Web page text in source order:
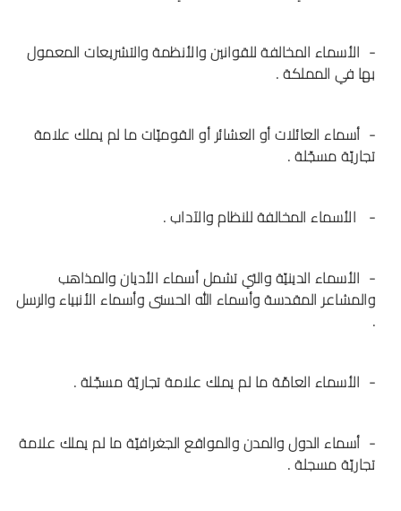
- الأسماء المخالفة للقوانين والأنظمة والتشريعات المعمول
بها في المملكة .
- أسماء العائلات أو العشائر أو القوميّات ما لم يملك علامة
تجاريّة مسجّلة .
- الأسماء المخالفة للنظام والآداب .
- الأسماء الدينيّة والتي تشمل أسماء الأديان والمذاهب
والمشاعر المقدسة وأسماء الله الحسنى وأسماء الأنبياء والرسل
.
- الأسماء العامّة ما لم يملك علامة تجاريّة مسجّلة .
- أسماء الدول والمدن والمواقع الجغرافيّة ما لم يملك علامة
تجاريّة مسجلة .